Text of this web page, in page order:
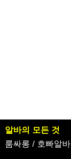
알바의 모든 것
룸싸롱 / 호빠알바